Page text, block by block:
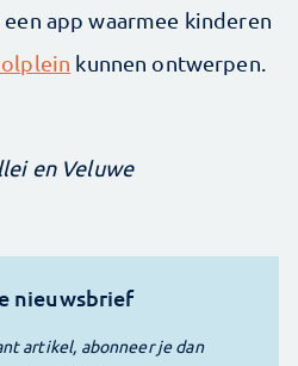
app waarmee kinderen
kunnen ontwerpen.
en Veluwe
nieuwsbrief
artikel, abonneer je dan